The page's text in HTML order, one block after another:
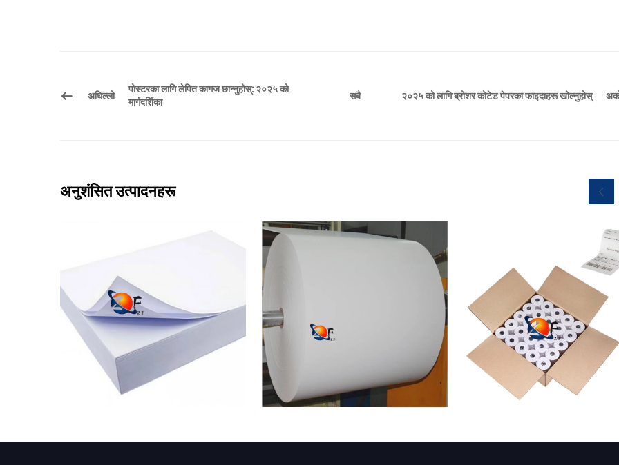
अघिल्लो
पोस्टरका लागि लेपित कागज छान्नुहोस्: २०२५ को
मार्गदर्शिका
सबै २०२५ को लागि ब्रोशर कोटेड पेपरका फाइदाहरू खोल्नुहोस्
अनुशंसित उत्पादनहरू